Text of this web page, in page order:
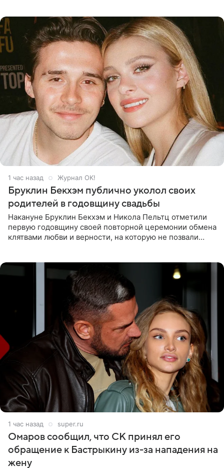
1 час назад Журнал OK!
Бруклин Бекхэм публично уколол своих
родителей в годовщину свадьбы
Накануне Бруклин Бекхэм и Никола Пельтц отметили
первую годовщину своей повторной церемонии обмена
клятвами любви и верности, на которую не позвали
1 час назад super.ru
Омаров сообщил, что СК принял его
обращение к Бастрыкину из-за нападения на
жену